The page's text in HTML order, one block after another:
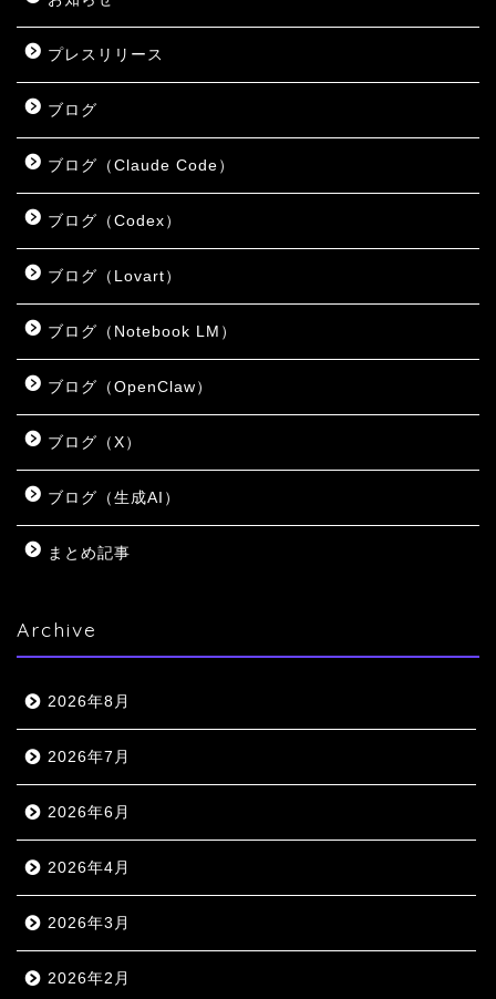
プレスリリース
ブログ
ブログ（Claude Code）
ブログ（Codex）
ブログ（Lovart）
ブログ（Notebook LM）
ブログ（OpenClaw）
ブログ（X）
ブログ（生成AI）
まとめ記事
Archive
2026年8月
2026年7月
2026年6月
2026年4月
2026年3月
2026年2月